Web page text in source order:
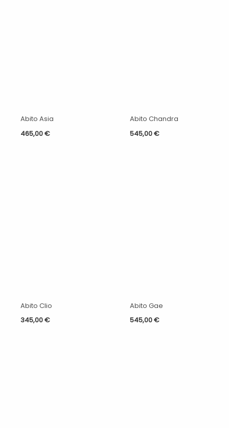
Abito Asia
465,00€
Abito Chandra
545,00€
Abito Clio
345,00€
Abito Gae
545,00€